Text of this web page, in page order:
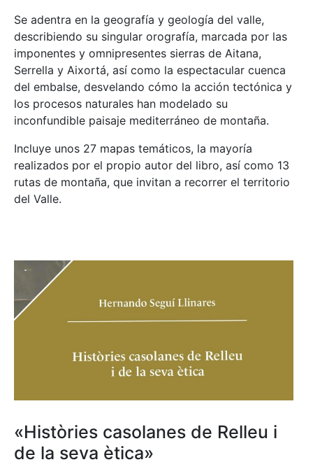
Se adentra en la geografía y geología del valle,
describiendo su singular orografía, marcada por las
imponentes y omnipresentes sierras de Aitana,
Serrella y Aixortá, así como la espectacular cuenca
del embalse, desvelando cómo la acción tectónica y
los procesos naturales han modelado su
inconfundible paisaje mediterráneo de montaña.
Incluye unos 27 mapas temáticos, la mayoría
realizados por el propio autor del libro, así como 13
rutas de montaña, que invitan a recorrer el territorio
del Valle.
«Històries casolanes de Relleu i
de la seva ètica»